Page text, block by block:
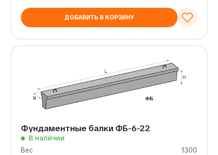
ДОБАВИТЬ В КОРЗИНУ
Фундаментные балки ФБ-6-22
В наличии
Вес
1300